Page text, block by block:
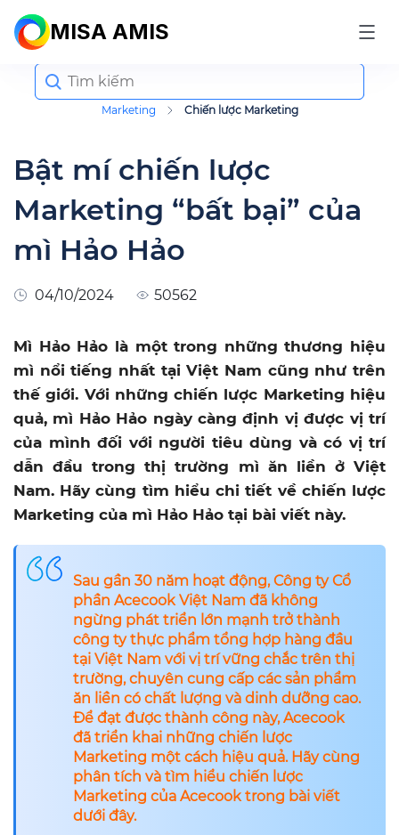
MISA AMIS
Marketing Chiến lược Marketing
Search
for:
Bật mí chiến lược
Marketing “bất bại” của
mì Hảo Hảo
04/10/2024 50562
Mì Hảo Hảo là một trong những thương hiệu
mì nổi tiếng nhất tại Việt Nam cũng như trên
thế giới. Với những chiến lược Marketing hiệu
quả, mì Hảo Hảo ngày càng định vị được vị trí
của mình đối với người tiêu dùng và có vị trí
dẫn đầu trong thị trường mì ăn liền ở Việt
Nam. Hãy cùng tìm hiểu chi tiết về chiến lược
Marketing của mì Hảo Hảo tại bài viết này.
Sau gần 30 năm hoạt động, Công ty Cổ
phần Acecook Việt Nam đã không
ngừng phát triển lớn mạnh trở thành
công ty thực phẩm tổng hợp hàng đầu
tại Việt Nam với vị trí vững chắc trên thị
trường, chuyên cung cấp các sản phẩm
ăn liền có chất lượng và dinh dưỡng cao.
Để đạt được thành công này, Acecook
đã triển khai những chiến lược
Marketing một cách hiệu quả. Hãy cùng
phân tích và tìm hiểu chiến lược
Marketing của Acecook trong bài viết
dưới đây.